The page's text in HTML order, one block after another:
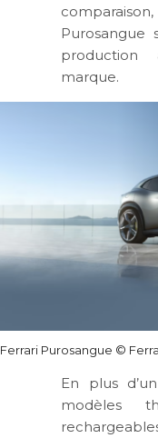
marque.
Ferrari Purosangue ©
En plus
modèles